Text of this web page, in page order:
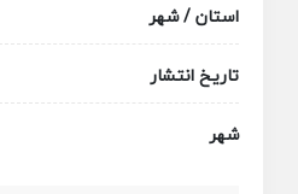
استان / شهر
تاریخ انتشار
شهر